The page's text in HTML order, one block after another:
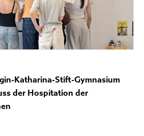
Katharina-Stift-Gymnasium
der Hospitation der